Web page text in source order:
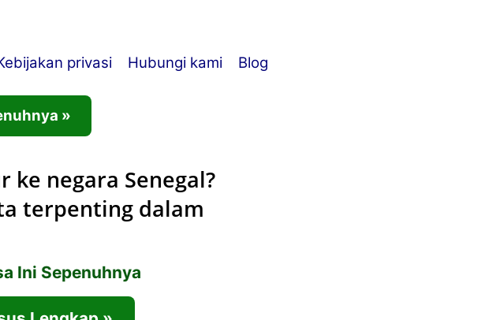
privasi Hubungi kami Blog
»
ke negara Senegal?
terpenting dalam
Ini Sepenuhnya